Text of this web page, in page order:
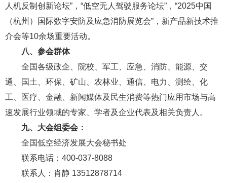
人机反制创新论坛”，“低空无人驾驶服务论坛”，“2025中国
（杭州）国际数字安防及应急消防展览会”，新产品新技术推
介会等10余场重要活动。
八、参会群体
全国各级政企、院校、军工、应急、消防、能源、交
通、国土、环保、矿山、农林业、通信、电力、测绘、化
工、医疗、金融、新闻媒体及民生消费等热门应用市场与高
速发展行业领域的专家、学者及企业代表及相关负责人。
九、大会组委会：
全国低空经济发展大会秘书处
联系电话：400-037-8088
联系人：肖静 13512878714